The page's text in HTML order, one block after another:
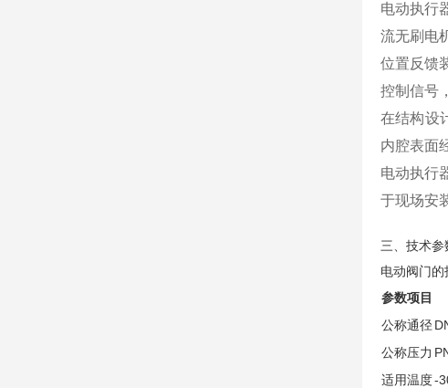
电动执行
流无刷电
位置反馈
控制信号
在结构设
内腔表面
电动执行
于现场安
三、技术
电动阀门
参数项目
公称通径
公称压力
适用温度-